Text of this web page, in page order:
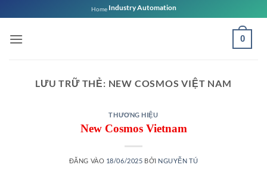
qua
nội
Home Industry Automation
0
LƯU TRỮ THẺ: NEW COSMOS VIỆT NAM
THƯƠNG HIỆU
New Cosmos Vietnam
ĐĂNG VÀO 18/06/2025 BỞI NGUYỄN TÚ